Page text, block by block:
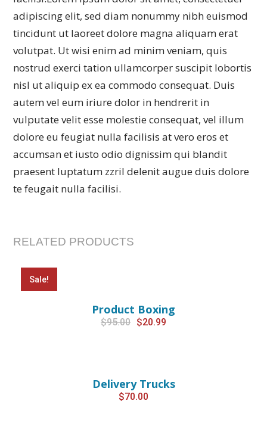
adipiscing elit, sed diam nonummy nibh euismod
tincidunt ut laoreet dolore magna aliquam erat
volutpat. Ut wisi enim ad minim veniam, quis
nostrud exerci tation ullamcorper suscipit lobortis
nisl ut aliquip ex ea commodo consequat. Duis
autem vel eum iriure dolor in hendrerit in
vulputate velit esse molestie consequat, vel illum
dolore eu feugiat nulla facilisis at vero eros et
accumsan et iusto odio dignissim qui blandit
praesent luptatum zzril delenit augue duis dolore
te feugait nulla facilisi.
RELATED PRODUCTS
Sale!
Product Boxing
$95.00 Original
$20.99
Delivery Trucks
$70.00